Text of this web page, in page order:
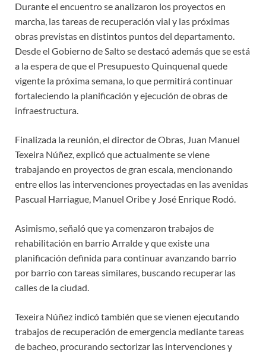
Durante el encuentro se analizaron los proyectos en
marcha, las tareas de recuperación vial y las próximas
obras previstas en distintos puntos del departamento.
Desde el Gobierno de Salto se destacó además que se está
a la espera de que el Presupuesto Quinquenal quede
vigente la próxima semana, lo que permitirá continuar
fortaleciendo la planificación y ejecución de obras de
infraestructura.
Finalizada la reunión, el director de Obras, Juan Manuel
Texeira Núñez, explicó que actualmente se viene
trabajando en proyectos de gran escala, mencionando
entre ellos las intervenciones proyectadas en las avenidas
Pascual Harriague, Manuel Oribe y José Enrique Rodó.
Asimismo, señaló que ya comenzaron trabajos de
rehabilitación en barrio Arralde y que existe una
planificación definida para continuar avanzando barrio
por barrio con tareas similares, buscando recuperar las
calles de la ciudad.
Texeira Núñez indicó también que se vienen ejecutando
trabajos de recuperación de emergencia mediante tareas
de bacheo, procurando sectorizar las intervenciones y